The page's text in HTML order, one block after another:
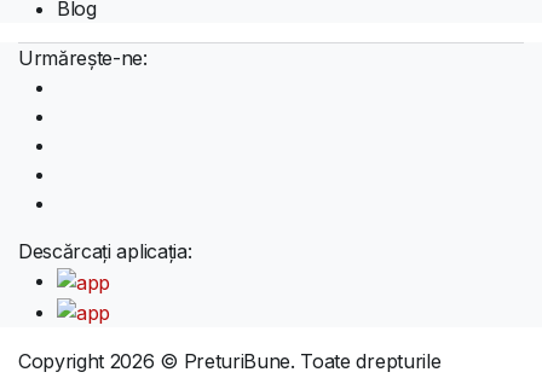
Blog
Urmărește-ne:
Descărcați aplicația:
Copyright 2026 © PreturiBune. Toate drepturile